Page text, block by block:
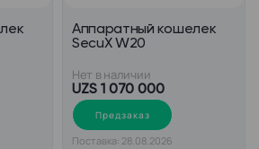
Аппаратный кошелек
SecuX W20
Нет в наличии
UZS 1 070 000
Предзаказ
Поставка: 28.08.2026